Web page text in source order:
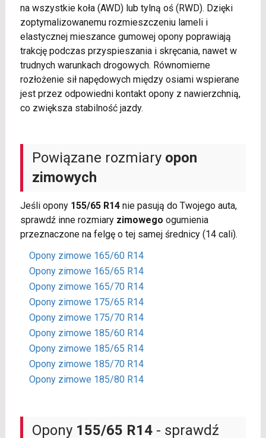
na wszystkie koła (AWD) lub tylną oś (RWD). Dzięki
zoptymalizowanemu rozmieszczeniu lameli i
elastycznej mieszance gumowej opony poprawiają
trakcję podczas przyspieszania i skręcania, nawet w
trudnych warunkach drogowych. Równomierne
rozłożenie sił napędowych między osiami wspierane
jest przez odpowiedni kontakt opony z nawierzchnią,
co zwiększa stabilność jazdy.
Powiązane rozmiary opon
zimowych
Jeśli opony 155/65 R14nie pasują do Twojego auta,
sprawdź inne rozmiary zimowego ogumienia
przeznaczone na felgę o tej samej średnicy (14 cali).
Opony zimowe 165/60 R14
Opony zimowe 165/65 R14
Opony zimowe 165/70 R14
Opony zimowe 175/65 R14
Opony zimowe 175/70 R14
Opony zimowe 185/60 R14
Opony zimowe 185/65 R14
Opony zimowe 185/70 R14
Opony zimowe 185/80 R14
Opony 155/65 R14- sprawdź